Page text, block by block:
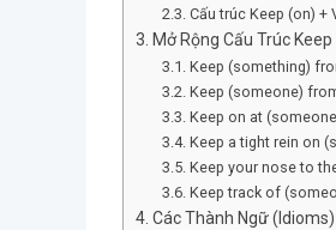
Cấu trúc Keep (on) +
Mở Rộng Cấu Trúc
Keep (something)
Keep (someone)
Keep on at
Keep a tight rein on
Keep your nose to
Keep track of
Các Thành Ngữ